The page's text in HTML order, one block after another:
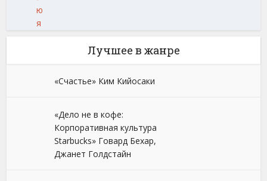
ю
я
Лучшее в жанре
«Счастье» Ким Кийосаки
«Дело не в кофе:
Корпоративная культура
Starbucks» Говард Бехар,
Джанет Голдстайн